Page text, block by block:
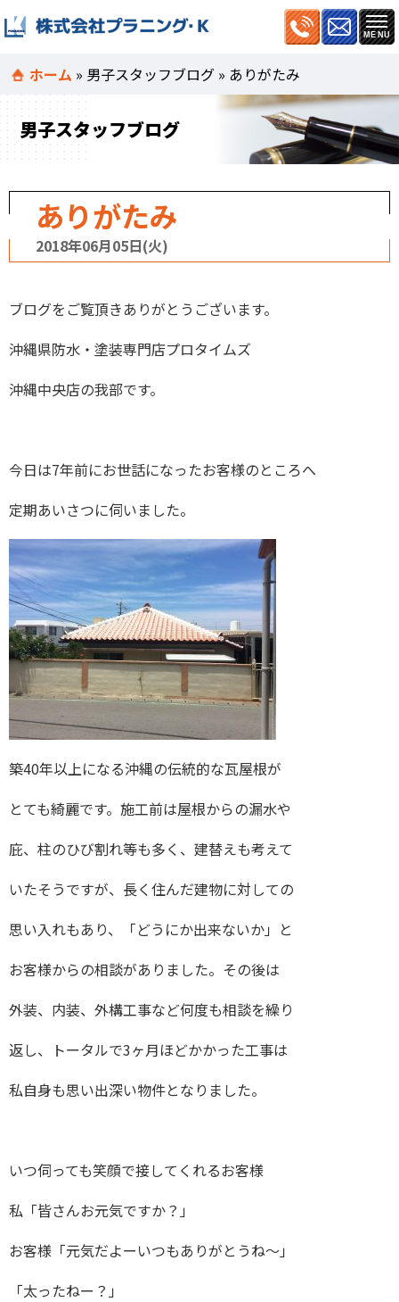
ホーム » 男子スタッフブログ » ありがたみ
男子スタッフブログ
ありがたみ
2018年06月05日(火)
ブログをご覧頂きありがとうございます。
沖縄県防水・塗装専門店プロタイムズ
沖縄中央店の我部です。
今日は7年前にお世話になったお客様のところへ
定期あいさつに伺いました。
築40年以上になる沖縄の伝統的な瓦屋根が
とても綺麗です。施工前は屋根からの漏水や
庇、柱のひび割れ等も多く、建替えも考えて
いたそうですが、長く住んだ建物に対しての
思い入れもあり、「どうにか出来ないか」と
お客様からの相談がありました。その後は
外装、内装、外構工事など何度も相談を繰り
返し、トータルで3ヶ月ほどかかった工事は
私自身も思い出深い物件となりました。
いつ伺っても笑顔で接してくれるお客様
私「皆さんお元気ですか？」
お客様「元気だよーいつもありがとうね～」
「太ったねー？」